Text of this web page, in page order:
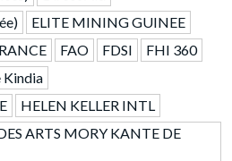
ELITE MINING GUINEE
FAO FDSI
FHI 360
Kindia
HELEN KELLER INTL
ARTS MORY KANTE DE